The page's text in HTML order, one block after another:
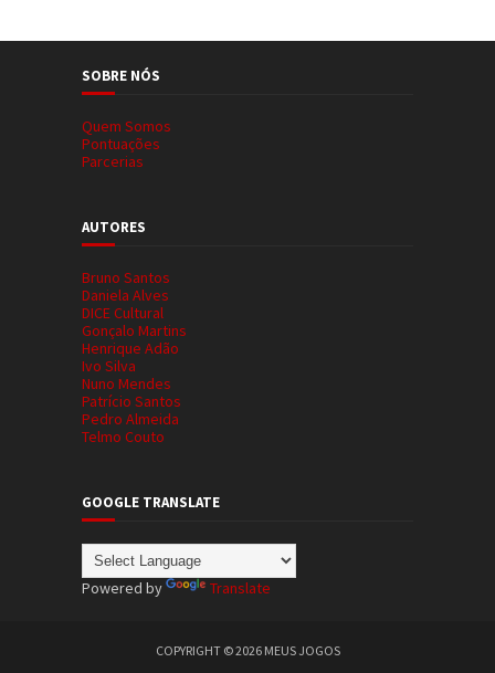
SOBRE NÓS
Quem Somos
Pontuações
Parcerias
AUTORES
Bruno Santos
Daniela Alves
DICE Cultural
Gonçalo Martins
Henrique Adão
Ivo Silva
Nuno Mendes
Patrício Santos
Pedro Almeida
Telmo Couto
GOOGLE TRANSLATE
Powered by Translate
COPYRIGHT ©2026 MEUS JOGOS